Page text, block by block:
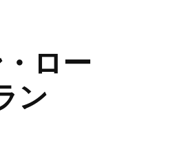
ロー
ン